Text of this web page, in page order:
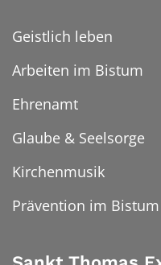
Geistlich leben
Arbeiten im Bistum
Ehrenamt
Glaube & Seelsorge
Kirchenmusik
Prävention im Bistum